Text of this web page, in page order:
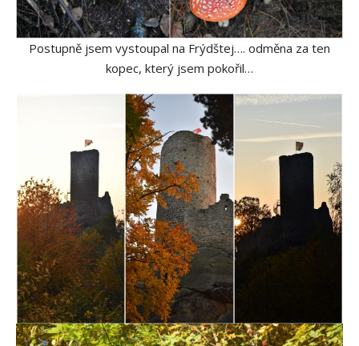
Postupně jsem vystoupal na Frýdštej…. odměna za ten
kopec, který jsem pokořil…